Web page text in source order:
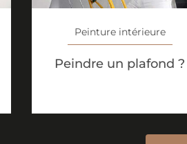
Peinture intérieure
Peindre un plafond ?